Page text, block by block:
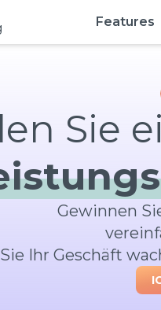
Features
Gewinnen
Ihr Geschäft